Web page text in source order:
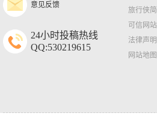
意见反馈
24小时投稿热线
QQ:530219615
旅行侠
可信网站
法律声明
网站地图